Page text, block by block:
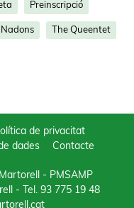
Preinscripció
Nadons The Queentet
de privacitat
dades Contacte
- PMSAMP
- Tel. 93 775 19 48